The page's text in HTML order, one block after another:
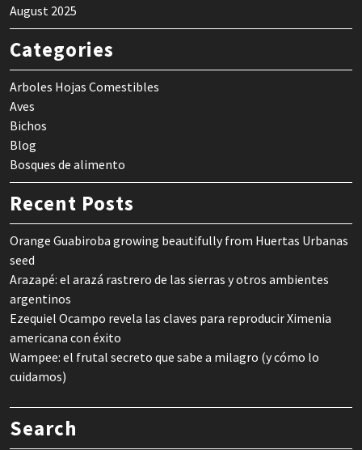
August 2025
Categories
Arboles Hojas Comestibles
Aves
Bichos
Blog
Bosques de alimento
Recent Posts
Orange Guabiroba growing beautifully from Huertas Urbanas
seed
Arazapé: el arazá rastrero de las sierras y otros ambientes
argentinos
Ezequiel Ocampo revela las claves para reproducir Ximenia
americana con éxito
Wampee: el frutal secreto que sabe a milagro (y cómo lo
cuidamos)
Search